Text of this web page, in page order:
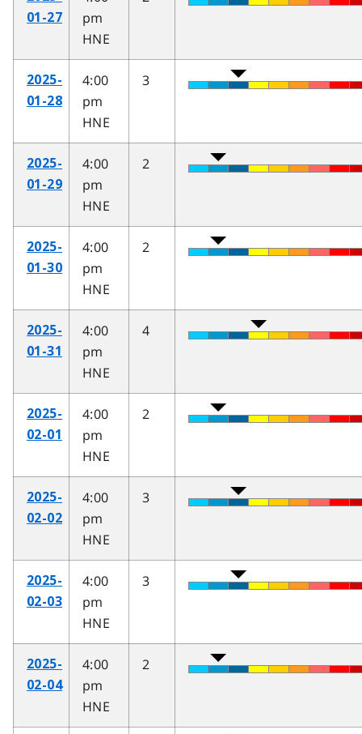
01-27
pm
HNE
2025-
01-28
4:00
pm
HNE
3
2025-
01-29
4:00
pm
HNE
2
2025-
01-30
4:00
pm
HNE
2
2025-
01-31
4:00
pm
HNE
4
2025-
02-01
4:00
pm
HNE
2
2025-
02-02
4:00
pm
HNE
3
2025-
02-03
4:00
pm
HNE
3
2025-
02-04
4:00
pm
HNE
2